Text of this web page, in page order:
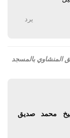
يرد
المنشاوي بالمسجد
محمد صديق